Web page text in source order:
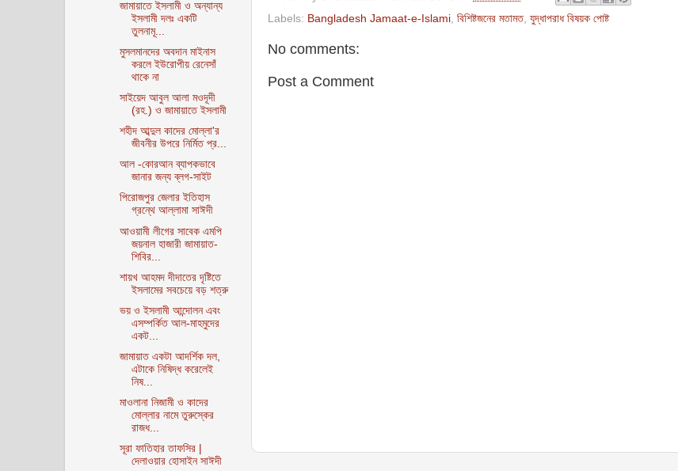
Labels: Bangladesh Jamaat-e-Islami বিশিষ্টজনের মতামত, যুদ্ধাপরাধ বিষয়ক পোষ্ট
No comments:
Post a Comment
জামায়াতে ইসলামী ও অন্যান্য
ইসলামী দলঃ একটি
তুলনামূ...
মুসলমানদের অবদান মাইনাস
করলে ইউরোপীয় রেনেসাঁ
থাকে না
সাইয়েদ আবুল আলা মওদূদী
(রহ.) ও জামায়াতে ইসলামী
শহীদ আব্দুল কাদের মোল্লা'র
জীবনীর উপরে নির্মিত প্র...
আল -কোরআন ব্যাপকভাবে
জানার জন্য ব্লগ-সাইট
পিরোজপুর জেলার ইতিহাস
গ্রন্থে আল্লামা সাঈদী
আওয়ামী লীগের সাবেক এমপি
জয়নাল হাজারী জামায়াত-
শিবির...
শায়খ আহমদ দীদাতের দৃষ্টিতে
ইসলামের সবচেয়ে বড় শত্রু
ভয় ও ইসলামী আন্দোলন এবং
এসম্পর্কিত আল-মাহমুদের
একট...
জামায়াত একটা আদর্শিক দল,
এটাকে নিষিদ্ধ করেলেই
নিষ...
মাওলানা নিজামী ও কাদের
মোল্লার নামে তুরুস্কের
রাজধ...
সূরা ফাতিহার তাফসির |
দেলাওয়ার হোসাইন সাঈদী